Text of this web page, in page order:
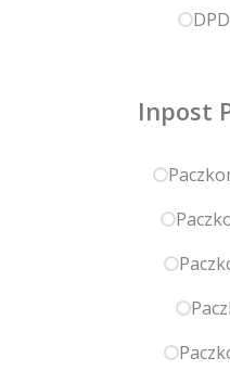
Inpost